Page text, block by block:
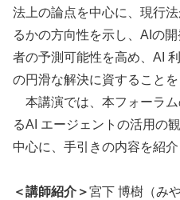
法上の論点を中心に、現行
るかの方向性を示し、AIの
者の予測可能性を高め、AI
の円滑な解決に資することを
本講演では、本フォーラ
るAI エージェントの活用の
中心に、手引きの内容を紹介
＜講師紹介＞宮下 博樹（み